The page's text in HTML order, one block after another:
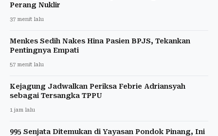
Perang Nuklir
37 menit lalu
Menkes Sedih Nakes Hina Pasien BPJS, Tekankan
Pentingnya Empati
57 menit lalu
Kejagung Jadwalkan Periksa Febrie Adriansyah
sebagai Tersangka TPPU
1 jam lalu
995 Senjata Ditemukan di Yayasan Pondok Pinang, Ini